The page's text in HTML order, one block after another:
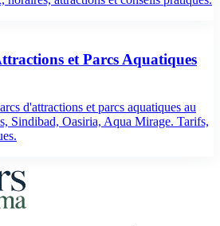
et Parcs Aquatiques
d'attractions et parcs aquatiques au
Sindibad, Oasiria, Aqua Mirage. Tarifs,